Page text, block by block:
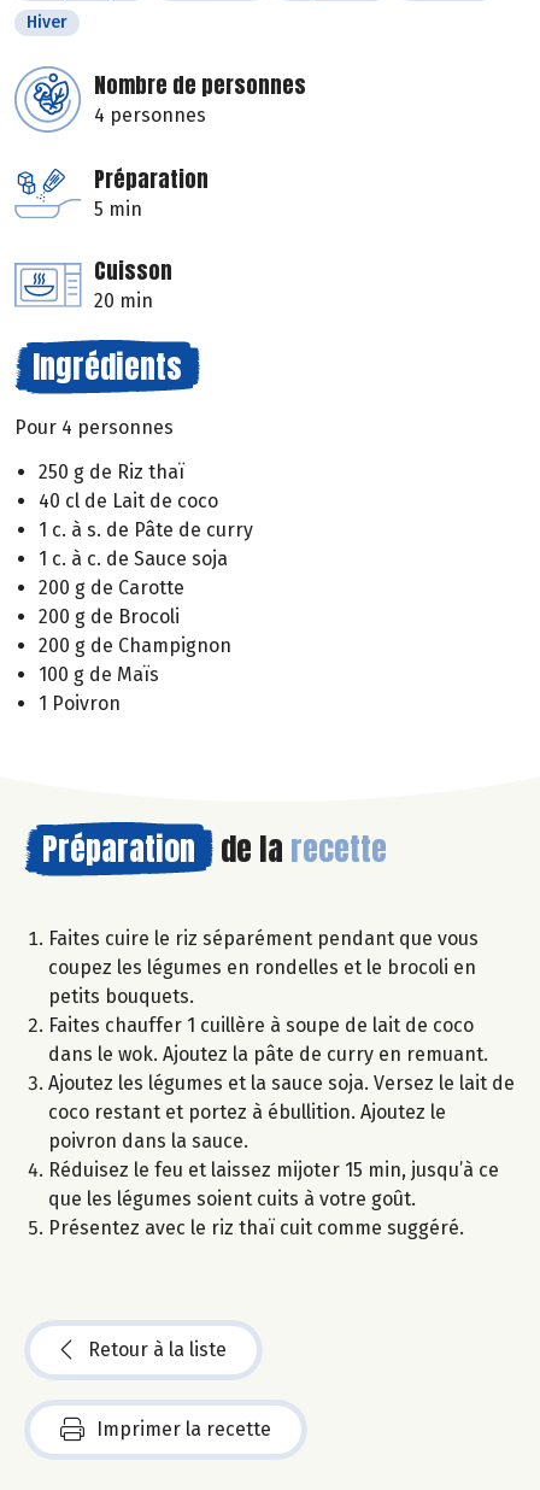
Hiver
Nombre de personnes
4 personnes
Préparation
5 min
Cuisson
20 min
Ingrédients
Pour 4 personnes
250 g de Riz thaï
40 cl de Lait de coco
1 c. à s. de Pâte de curry
1 c. à c. de Sauce soja
200 g de Carotte
200 g de Brocoli
200 g de Champignon
100 g de Maïs
1 Poivron
Préparation de la recette
Faites cuire le riz séparément pendant que vous
coupez les légumes en rondelles et le brocoli en
petits bouquets.
Faites chauffer 1 cuillère à soupe de lait de coco
dans le wok. Ajoutez la pâte de curry en remuant.
Ajoutez les légumes et la sauce soja. Versez le lait de
coco restant et portez à ébullition. Ajoutez le
poivron dans la sauce.
Réduisez le feu et laissez mijoter 15 min, jusqu’à ce
que les légumes soient cuits à votre goût.
Présentez avec le riz thaï cuit comme suggéré.
Retour à la liste
Imprimer la recette